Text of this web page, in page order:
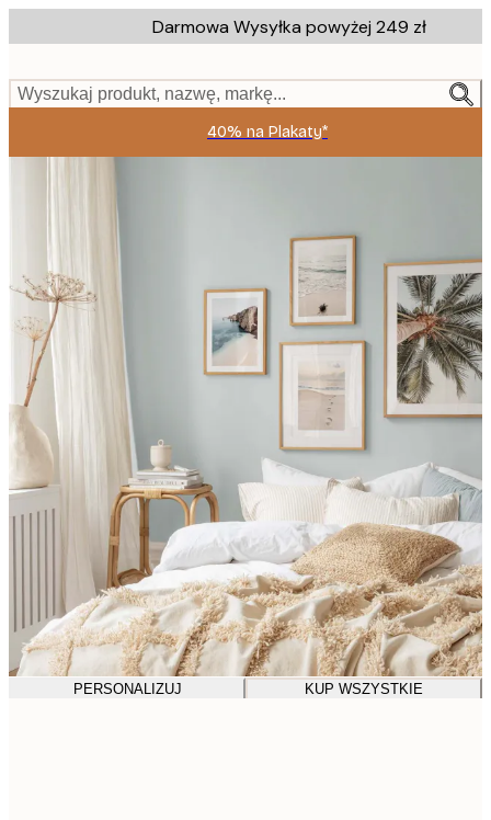
to
content.
Darmowa Wysyłka powyżej 249 zł
Wyszukaj produkt, nazwę, markę...
40% na Plakaty*
PERSONALIZUJ KUP WSZYSTKIE